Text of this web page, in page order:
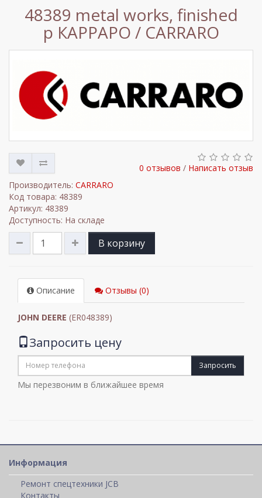
48389 metal works, finished
p КАРРАРО / CARRARO
0 отзывов / Написать отзыв
Производитель: CARRARO
Код товара: 48389
Артикул: 48389
Доступность: На складе
В корзину
Описание Отзывы (0)
JOHN DEERE (ER048389)
Запросить цену
Запросить
Мы перезвоним в ближайшее время
Информация
Ремонт спецтехники JCB
Контакты